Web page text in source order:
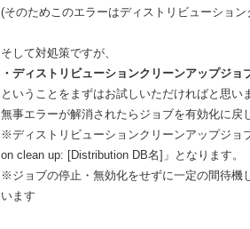
(そのためこのエラーはディストリビューショ
そして対処策ですが、
・ディストリビューションクリーンアップジ
ということをまずはお試しいただければと思い
無事エラーが解消されたらジョブを有効化に戻
※ディストリビューションクリーンアップジョ
on clean up: [Distribution DB名]」となります。
※ジョブの停止・無効化をせずに一定の間待機
います